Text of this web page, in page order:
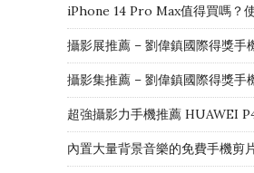
iPhone 14 Pro Max值得買嗎？
攝影展推薦 – 劉偉鎮國際得獎手
攝影集推薦 – 劉偉鎮國際得獎手
超強攝影力手機推薦 HUAWEI
內置大量背景音樂的免費手機剪